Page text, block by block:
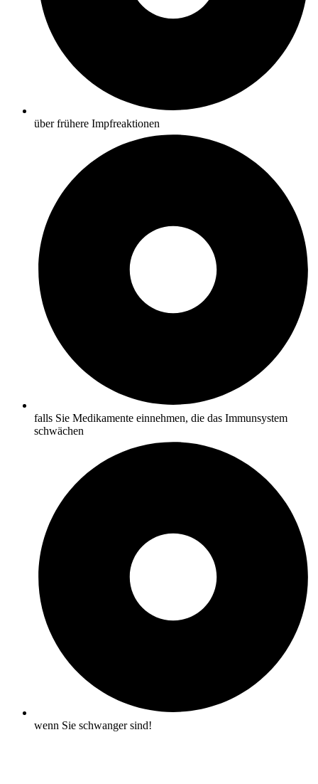
über frühere Impfreaktionen
falls Sie Medikamente einnehmen, die das Immunsystem
schwächen
wenn Sie schwanger sind!